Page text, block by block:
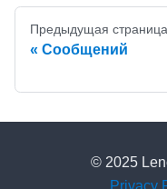
Предыдущая страница
Сообщений
© 2025